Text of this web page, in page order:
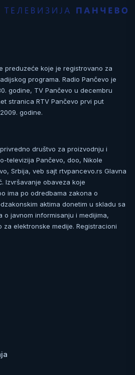
preduzeće koje je registrovano za
programa. Radio Pančevo je
godine, TV Pančevo u decembru
stranica RTV Pančevo prvi put
godine.
privredno društvo za proizvodnju i
televizija Pančevo, doo, Nikole
Srbija, veb sajt rtvpancevo.rs Glavna
Izvršavanje obaveza koje
ima po odredbama zakona o
aktima donetim u skladu sa
o javnom informisanju i medijima,
za elektronske medije. Registracioni